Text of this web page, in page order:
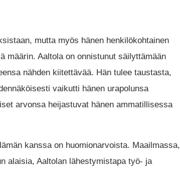
mutta myös hänen henkilökohtainen
määrin. Aaltola on onnistunut säilyttämään
nähden kiitettävää. Hän tulee taustasta,
vaikutti hänen urapolunsa
arvonsa heijastuvat hänen ammatillisessa
kanssa on huomionarvoista. Maailmassa,
alaisia, Aaltolan lähestymistapa työ- ja